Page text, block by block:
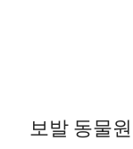
보발 동물